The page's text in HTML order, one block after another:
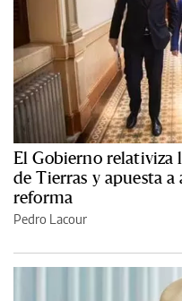
El Gobierno relativiza
de Tierras y apuesta
reforma
Pedro Lacour